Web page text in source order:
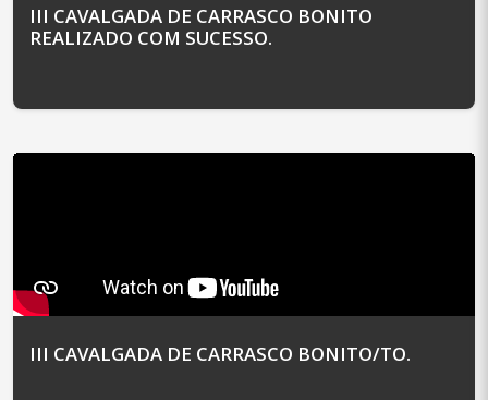
III CAVALGADA DE CARRASCO BONITO
REALIZADO COM SUCESSO.
III CAVALGADA DE CARRASCO BONITO/TO.